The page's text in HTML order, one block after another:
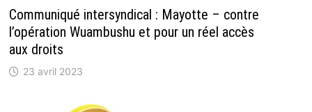
Communiqué intersyndical : Mayotte – contre
l’opération Wuambushu et pour un réel accès
aux droits
23 avril 2023